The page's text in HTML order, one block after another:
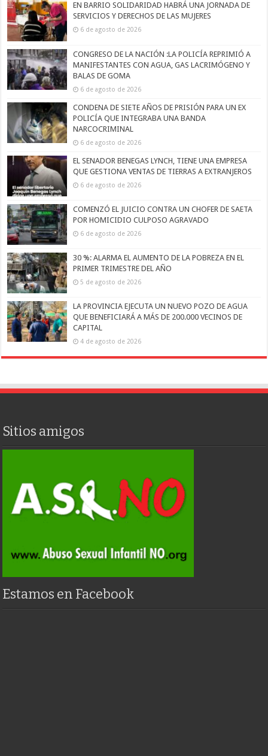
EN BARRIO SOLIDARIDAD HABRÁ UNA JORNADA DE
SERVICIOS Y DERECHOS DE LAS MUJERES
6 de agosto de 2026
CONGRESO DE LA NACIÓN :LA POLICÍA REPRIMIÓ A
MANIFESTANTES CON AGUA, GAS LACRIMÓGENO Y
BALAS DE GOMA
6 de agosto de 2026
CONDENA DE SIETE AÑOS DE PRISIÓN PARA UN EX
POLICÍA QUE INTEGRABA UNA BANDA
NARCOCRIMINAL
6 de agosto de 2026
EL SENADOR BENEGAS LYNCH, TIENE UNA EMPRESA
QUE GESTIONA VENTAS DE TIERRAS A EXTRANJEROS
6 de agosto de 2026
COMENZÓ EL JUICIO CONTRA UN CHOFER DE SAETA
POR HOMICIDIO CULPOSO AGRAVADO
6 de agosto de 2026
30 %: ALARMA EL AUMENTO DE LA POBREZA EN EL
PRIMER TRIMESTRE DEL AÑO
5 de agosto de 2026
LA PROVINCIA EJECUTA UN NUEVO POZO DE AGUA
QUE BENEFICIARÁ A MÁS DE 200.000 VECINOS DE
CAPITAL
4 de agosto de 2026
Sitios amigos
Estamos en Facebook